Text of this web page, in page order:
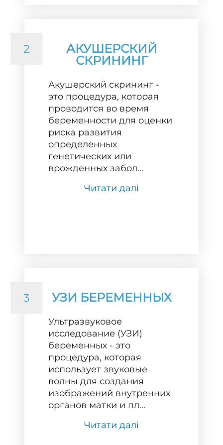
2
АКУШЕРСКИЙ
СКРИНИНГ
Акушерский скрининг -
это процедура, которая
проводится во время
беременности для оценки
риска развития
определенных
генетических или
врожденных забол...
Читати далі
3 УЗИ БЕРЕМЕННЫХ
Ультразвуковое
исследование (УЗИ)
беременных - это
процедура, которая
использует звуковые
волны для создания
изображений внутренних
органов матки и пл...
Читати далі